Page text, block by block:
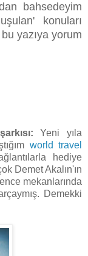
bahsedeyim
konuları
yazıya yorum
Yeni yıla
world travel
hediye
Demet Akalın'ın
mekanlarında
Demekki